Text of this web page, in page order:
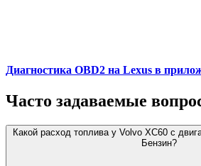
Диагностика OBD2 на Lexus в
Часто задаваемые
Какой расход топлива у Volvo XC60 с
Бензин?